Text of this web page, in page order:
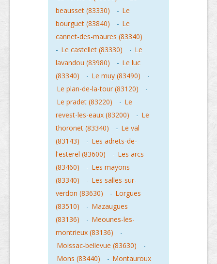
beausset (83330)
- Le
bourguet (83840)
- Le
cannet-des-maures (83340)
- Le castellet (83330) - Le
lavandou (83980)
- Le luc
(83340)
- Le muy (83490)
-
Le plan-de-la-tour (83120)
-
Le pradet (83220)
- Le
revest-les-eaux (83200)
- Le
thoronet (83340)
- Le val
(83143)
- Les adrets-de-
l'esterel (83600)
- Les arcs
(83460)
- Les mayons
(83340)
- Les salles-sur-
verdon (83630)
- Lorgues
(83510)
- Mazaugues
(83136)
- Meounes-les-
montrieux (83136)
-
Moissac-bellevue (83630)
-
Mons (83440)
- Montauroux